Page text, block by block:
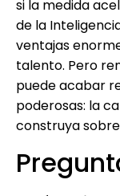
si la medida
de la
ventajas
talento. Pero
puede acabar
poderosas: la
construya